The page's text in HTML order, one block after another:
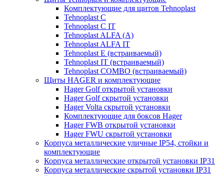
Комплектующие для щитов Tehnoplast
Tehnoplast C
Tehnoplast C IT
Tehnoplast ALFA (А)
Tehnoplast ALFA IT
Tehnoplast E (встраиваемый)
Tehnoplast IT (встраиваемый)
Tehnoplast COMBO (встраиваемый)
Щиты HAGER и комплектующие
Hager Golf открытой установки
Hager Golf скрытой установки
Hager Volta скрытой установки
Комплектующие для боксов Hager
Hager FWB открытой установки
Hager FWU скрытой установки
Корпуса металлические уличные IP54, стойки и
комплектующие
Корпуса металлические открытой установки IP31
Корпуса металлические скрытой установки IP31